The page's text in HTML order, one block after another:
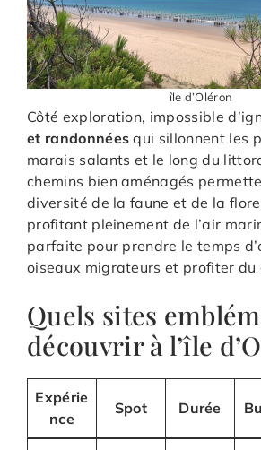
île d’Oléron
Côté exploration, impossible
et randonnées qui sillonnent les
marais salants et le long du
chemins bien aménagés
diversité de la faune et de la
profitant pleinement de l’air
parfaite pour prendre le temps
oiseaux migrateurs et profiter du
Quels sites
découvrir à l’île
Expérie
nce
Spot Durée